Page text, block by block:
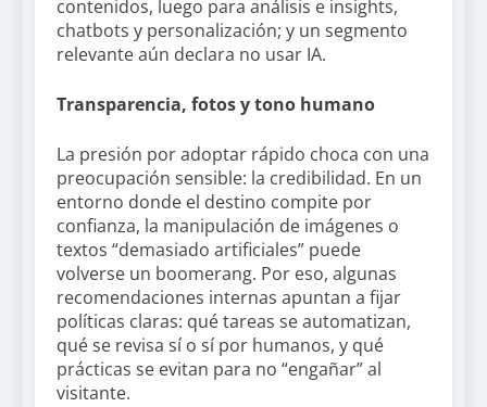
contenidos, luego para análisis e insights,
chatbots y personalización; y un segmento
relevante aún declara no usar IA.
Transparencia, fotos y tono humano
La presión por adoptar rápido choca con una
preocupación sensible: la credibilidad. En un
entorno donde el destino compite por
confianza, la manipulación de imágenes o
textos “demasiado artificiales” puede
volverse un boomerang. Por eso, algunas
recomendaciones internas apuntan a fijar
políticas claras: qué tareas se automatizan,
qué se revisa sí o sí por humanos, y qué
prácticas se evitan para no “engañar” al
visitante.